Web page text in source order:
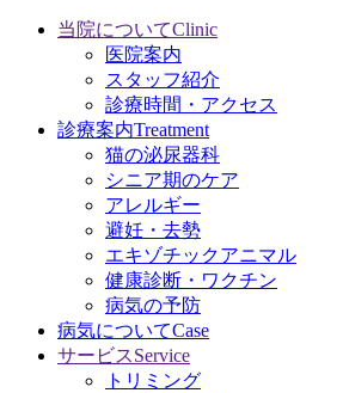
当院についてClinic
医院案内
スタッフ紹介
診療時間・アクセス
診療案内Treatment
猫の泌尿器科
シニア期のケア
アレルギー
避妊・去勢
エキゾチックアニマル
健康診断・ワクチン
病気の予防
病気についてCase
サービスService
トリミング